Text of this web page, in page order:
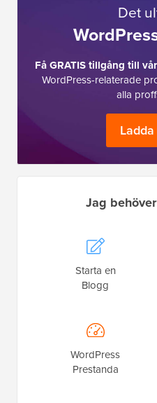
Det
Få GRATIS tillgång till
WordPress-relaterade
alla
Jag
Starta en
Blogg
WordPress
Prestanda